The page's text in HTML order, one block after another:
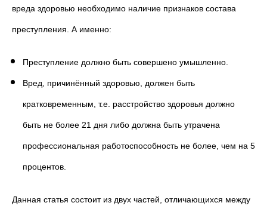
вреда здоровью необходимо наличие признаков состава
преступления. А именно:
Преступление должно быть совершено умышленно.
Вред, причинённый здоровью, должен быть
кратковременным, т.е. расстройство здоровья должно
быть не более 21 дня либо должна быть утрачена
профессиональная работоспособность не более, чем на 5
процентов.
Данная статья состоит из двух частей, отличающихся между